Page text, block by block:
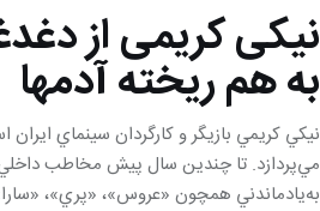
نیکی کریمی از
به هم ریخته آدمها
نيكي كريمي بازيگر و كارگردان سينماي
مي‌پردازد. تا چندين سال پيش مخاطب
به‌يادماندني همچون «عروس»، «پري»،